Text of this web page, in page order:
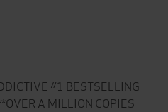
#1 BESTSELLING
A MILLION COPIES